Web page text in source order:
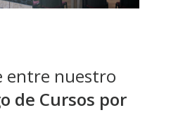
entre nuestro
de Cursos por